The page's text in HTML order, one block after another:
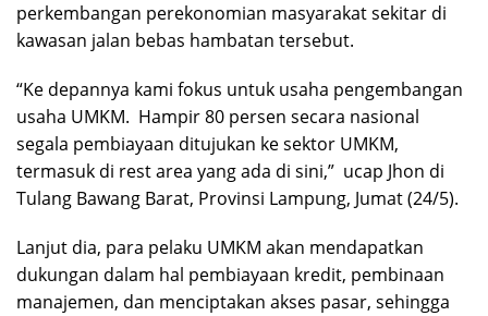
perkembangan perekonomian masyarakat sekitar di
kawasan jalan bebas hambatan tersebut.
“Ke depannya kami fokus untuk usaha pengembangan
usaha UMKM. Hampir 80 persen secara nasional
segala pembiayaan ditujukan ke sektor UMKM,
termasuk di rest area yang ada di sini,” ucap Jhon di
Tulang Bawang Barat, Provinsi Lampung, Jumat (24/5).
Lanjut dia, para pelaku UMKM akan mendapatkan
dukungan dalam hal pembiayaan kredit, pembinaan
manajemen, dan menciptakan akses pasar, sehingga